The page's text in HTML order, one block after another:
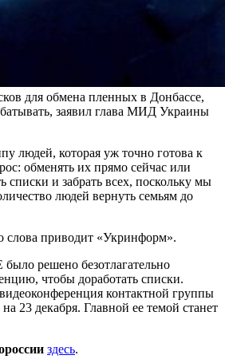
для обмена пленных в Донбассе,
заявил глава МИД Украины
людей, которая уж точно готова к
обменять их прямо сейчас или
списки и забрать всех, поскольку мы
людей вернуть семьям до
слова приводит «Укринформ».
решено безотлагательно
чтобы доработать списки.
контактной группы
23 декабря. Главной ее темой станет
здесь.